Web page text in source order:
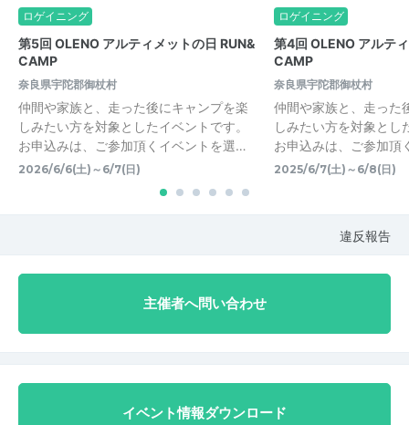
ロゲイニング
第5回 OLENO アルティメットの日 RUN&
CAMP
奈良県宇陀郡御杖村
仲間や家族と、走った後にキャンプを楽
しみたい方を対象としたイベントです。
お申込みは、ご参加頂くイベントを選…
2026/6/6(土)～6/7(日)
ロゲイニング
第4回 OLENO アルテ
CAMP
奈良県宇陀郡御杖村
仲間や家族と、走った
しみたい方を対象とし
お申込みは、ご参加頂
2025/6/7(土)～6/8(日)
違反報告
主催者へ問い合わせ
イベント情報ダウンロード